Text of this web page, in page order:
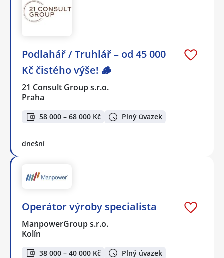
Podlahář / Truhlář – od 45 000
Kč čistého výše! 🪵
21 Consult Group s.r.o.
Praha
58 000 – 68 000 Kč Plný úvazek
dnešní
Operátor výroby specialista
ManpowerGroup s.r.o.
Kolín
38 000 – 40 000 Kč Plný úvazek